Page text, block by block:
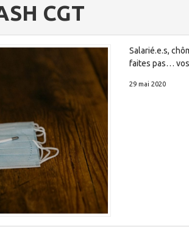
CGT
Salarié.e.s,
faites pas…
29 mai 2020